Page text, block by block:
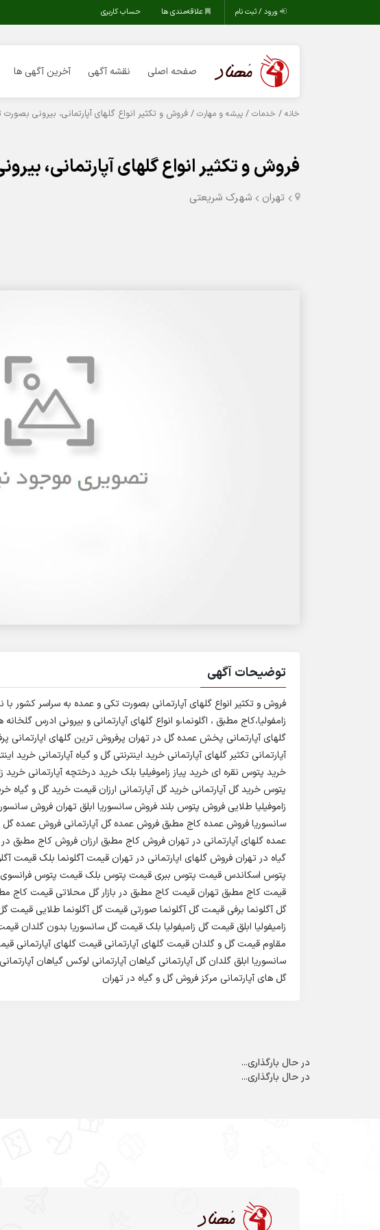
ورود / ثبت نام علاقه‌مندی ها حساب کاربری
صفحه اصلی نقشه آگهی آخرین آگهی ها
خانه / خدمات / پیشه و مهارت / فروش و تکثیر انواع گلهای آپارتمانی، بیرونی
فروش و تکثیر انواع گلهای آپارتمانی،
تهران شهرک شریعتی
توضیحات آگهی
فروش و تکثیر انواع گلهای آپارتمانی بصورت تکی و عمده به سراسر کشور
زامفولیا،کاج مطبق ، اگلونما،و انواع گلهای آپارتمانی و بیرونی ادرس
گلهای آپارتمانی پخش عمده گل در تهران پرفروش ترین گلهای اپارتمانی
آپارتمانی تکثیر گلهای آپارتمانی خرید اینترنتی گل و گیاه آپارتمانی خرید
خرید پتوس نقره ای خرید پیاز زاموفیلیا بلک خرید درختچه آپارتمانی خرید
پتوس خرید گل آپارتمانی خرید گل آپارتمانی ارزان قیمت خرید گل و گیاه
زاموفیلیا طلایی فروش پتوس بلند فروش سانسوریا ابلق تهران فروش
سانسوریا فروش عمده کاج مطبق فروش عمده گل آپارتمانی فروش عمده
عمده گلهای آپارتمانی در تهران فروش کاج مطبق ارزان فروش کاج مطبق
گیاه در تهران فروش گلهای اپارتمانی در تهران قیمت آگلونما بلک قیمت
پتوس اسکاندس قیمت پتوس ببری قیمت پتوس بلک قیمت پتوس فرانسوی
قیمت کاج مطبق تهران قیمت کاج مطبق در بازار گل محلاتی قیمت کاج
گل آگلونما برفی قیمت گل آگلونما صورتی قیمت گل آگلونما طلایی قیمت
زامیفولیا ابلق قیمت گل زامیفولیا بلک قیمت گل سانسوریا بدون گلدان
مقاوم قیمت گل و گلدان قیمت گلهای آپارتمانی قیمت گلهای آپارتمانی
سانسوریا ابلق گلدان گل آپارتمانی گیاهان آپارتمانی لوکس گیاهان
گل های آپارتمانی مرکز فروش گل و گیاه در تهران
در حال بارگذاری...
در حال بارگذاری...